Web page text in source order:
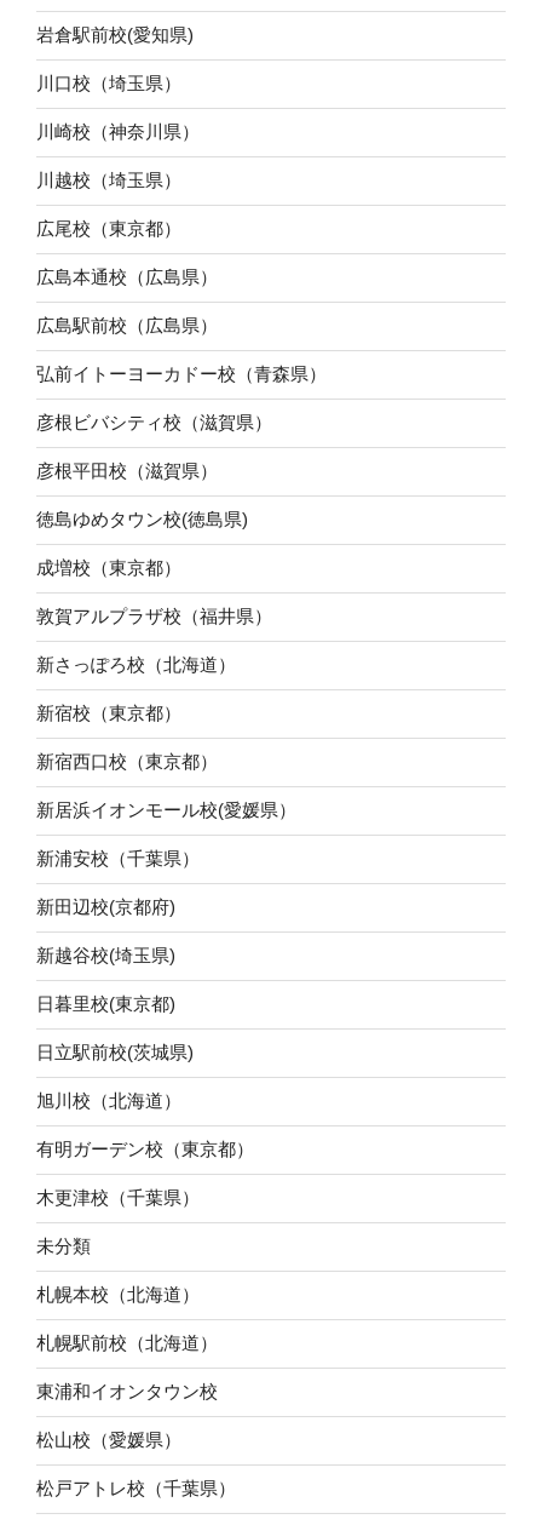
岩倉駅前校(愛知県)
川口校（埼玉県）
川崎校（神奈川県）
川越校（埼玉県）
広尾校（東京都）
広島本通校（広島県）
広島駅前校（広島県）
弘前イトーヨーカドー校（青森県）
彦根ビバシティ校（滋賀県）
彦根平田校（滋賀県）
徳島ゆめタウン校(徳島県)
成増校（東京都）
敦賀アルプラザ校（福井県）
新さっぽろ校（北海道）
新宿校（東京都）
新宿西口校（東京都）
新居浜イオンモール校(愛媛県）
新浦安校（千葉県）
新田辺校(京都府)
新越谷校(埼玉県)
日暮里校(東京都)
日立駅前校(茨城県)
旭川校（北海道）
有明ガーデン校（東京都）
木更津校（千葉県）
未分類
札幌本校（北海道）
札幌駅前校（北海道）
東浦和イオンタウン校
松山校（愛媛県）
松戸アトレ校（千葉県）